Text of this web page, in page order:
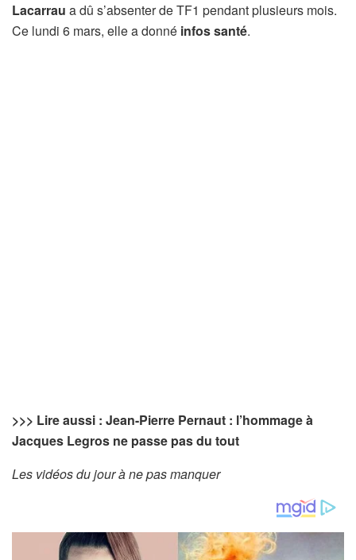
Lacarrau a dû s’absenter de TF1 pendant plusieurs mois.
Ce lundi 6 mars, elle a donné infos santé.
>>> Lire aussi : Jean-Pierre Pernaut : l’hommage à
Jacques Legros ne passe pas du tout
Les vidéos du jour à ne pas manquer